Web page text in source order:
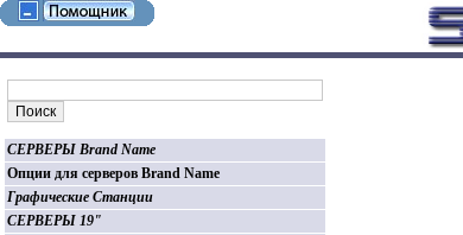
СЕРВЕРЫ Brand Name
Опции для серверов Brand Name
Графические Станции
СЕРВЕРЫ 19"